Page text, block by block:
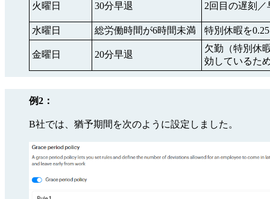
火曜日 30分早退 2回目の遅刻／
水曜日 総労働時間が6時間未満 特別休暇を
金曜日 20分早退
欠勤（特別休
効しているた
例2：
B社では、猶予期間を次のように設定しました。